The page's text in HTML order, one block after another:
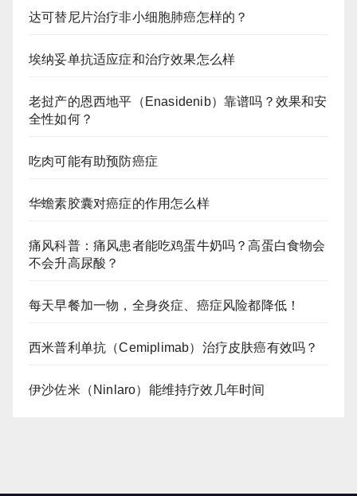
达可替尼片治疗非小细胞肺癌怎样的？
埃纳妥单抗适应症和治疗效果怎么样
老挝产的恩西地平（Enasidenib）靠谱吗？效果和安
全性如何？
吃肉可能有助预防癌症
华蟾素胶囊对癌症的作用怎么样
痛风科普：痛风患者能吃鸡蛋牛奶吗？高蛋白食物会
不会升高尿酸？
每天早餐加一物，全身炎症、癌症风险都降低！
西米普利单抗（Cemiplimab）治疗皮肤癌有效吗？
伊沙佐米（Ninlaro）能维持疗效几年时间